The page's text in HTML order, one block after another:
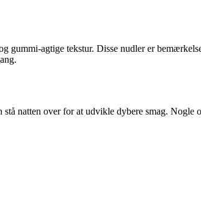
gummi-agtige tekstur. Disse nudler er
natten over for at udvikle dybere smag. Nogle